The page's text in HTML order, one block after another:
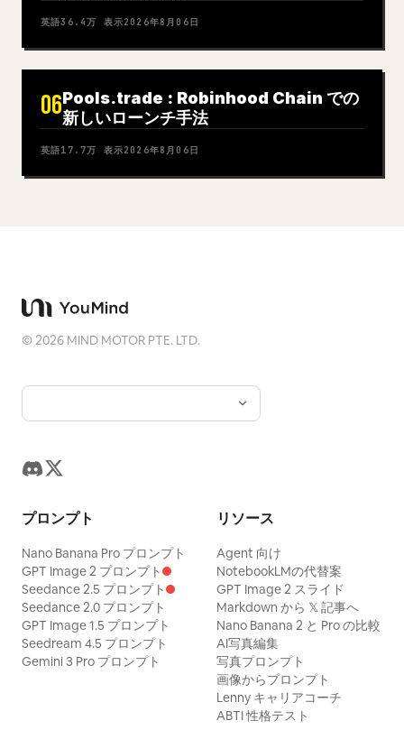
英語36.4万 表示2026年8月06日
06Pools.trade : Robinhood Chain での
新しいローンチ手法
英語17.7万 表示2026年8月06日
©2026 MIND MOTOR PTE. LTD.
プロンプト
Nano Banana Pro プロンプト
GPT Image 2 プロンプト
Seedance 2.5 プロンプト
Seedance 2.0 プロンプト
GPT Image 1.5 プロンプト
Seedream 4.5 プロンプト
Gemini 3 Pro プロンプト
リソース
Agent 向け
NotebookLMの代替案
GPT Image 2 スライド
Markdown から 𝕏 記事へ
Nano Banana 2 と Pro の比較
AI写真編集
写真プロンプト
画像からプロンプト
Lenny キャリアコーチ
ABTI 性格テスト